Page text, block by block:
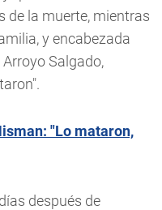
de la muerte, mientras
y encabezada
Salgado,
"Lo mataron,
después de